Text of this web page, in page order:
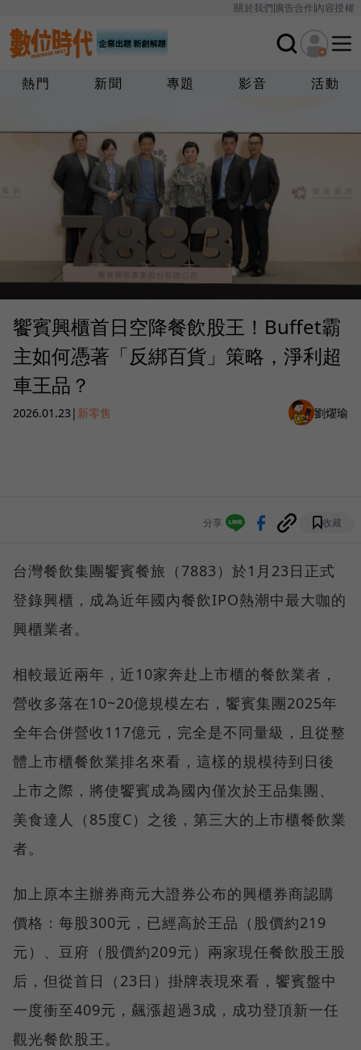
關於我們廣告合作內容授權
熱門 新聞 專題 影音 活動
饗賓興櫃首日空降餐飲股王！Buffet霸
主如何憑著「反綁百貨」策略，淨利超
車王品？
2026.01.23 | 新零售 劉燿瑜
分享 收藏
台灣餐飲集團饗賓餐旅（7883）於1月23日正式
登錄興櫃，成為近年國內餐飲IPO熱潮中最大咖的
興櫃業者。
相較最近兩年，近10家奔赴上市櫃的餐飲業者，
營收多落在10~20億規模左右，饗賓集團2025年
全年合併營收117億元，完全是不同量級，且從整
體上市櫃餐飲業排名來看，這樣的規模待到日後
上市之際，將使饗賓成為國內僅次於王品集團、
美食達人（85度C）之後，第三大的上市櫃餐飲業
者。
加上原本主辦券商元大證券公布的興櫃券商認購
價格：每股300元，已經高於王品（股價約219
元）、豆府（股價約209元）兩家現任餐飲股王股
后，但從首日（23日）掛牌表現來看，饗賓盤中
一度衝至409元，飆漲超過3成，成功登頂新一任
觀光餐飲股王。